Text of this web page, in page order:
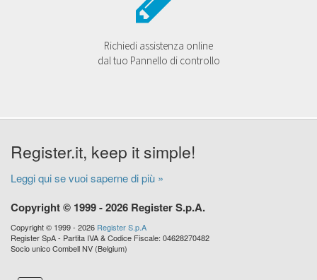
Richiedi assistenza online
dal tuo Pannello di controllo
Register.it, keep it simple!
Leggi qui se vuoi saperne di più »
Copyright © 1999 - 2026 Register S.p.A.
Copyright © 1999 - 2026 Register S.p.A
Register SpA - Partita IVA & Codice Fiscale: 04628270482
Socio unico Combell NV (Belgium)